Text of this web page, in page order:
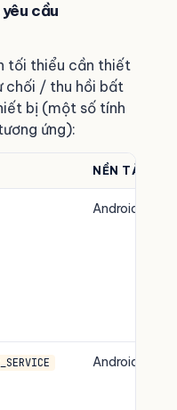
cầu
tối thiểu cần thiết
chối / thu hồi bất
bị (một số tính
ứng):
NỀN TẢNG
Android
Android